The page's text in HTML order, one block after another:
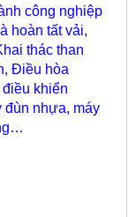
công nghiệp
hoàn tất vải,
thác than
Điều hòa
điều khiển
đùn nhựa, máy